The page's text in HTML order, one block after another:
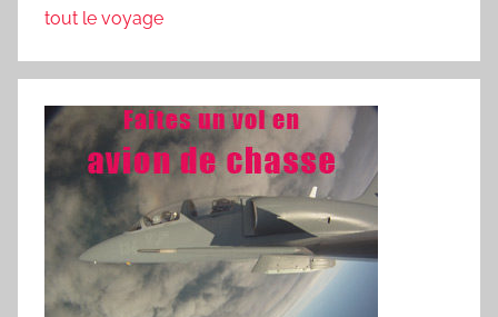
tout le voyage